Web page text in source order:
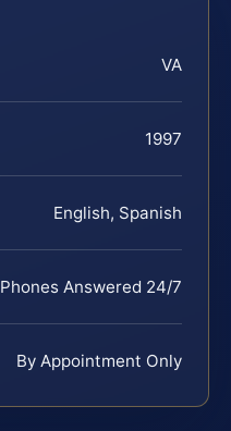
VA
1997
English, Spanish
Phones Answered 24/7
By Appointment Only